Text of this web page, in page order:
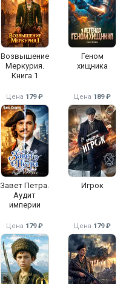
Возвышение
Меркурия.
Книга 1
Геном
хищника
Цена 179 ₽
Завет Петра.
Аудит
империи
Цена 189 ₽
Игрок
Цена 179 ₽ Цена 179 ₽